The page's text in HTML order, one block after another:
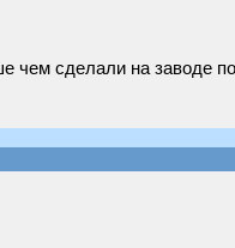
чем сделали на заводе